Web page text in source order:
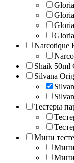
Narcotique
Shaik 50ml
Silvana
Тестеры
Мини